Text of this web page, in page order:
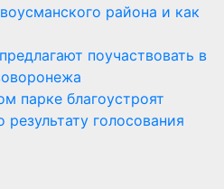
района и как
поучаствовать в
парке благоустроят
голосования